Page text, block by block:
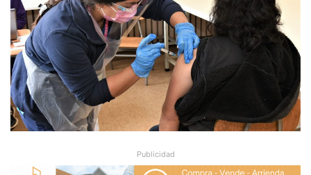
Publicidad